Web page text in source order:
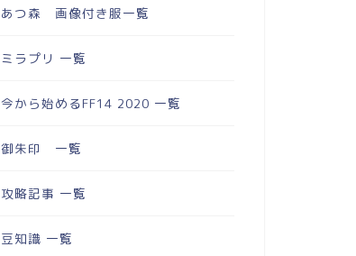
あつ森 画像付き服一覧
ミラプリ 一覧
今から始めるFF14 2020 一覧
御朱印 一覧
攻略記事 一覧
豆知識 一覧